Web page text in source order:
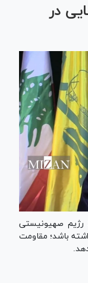
در
رژیم صهیونیستی
باشد؛ مقاومت